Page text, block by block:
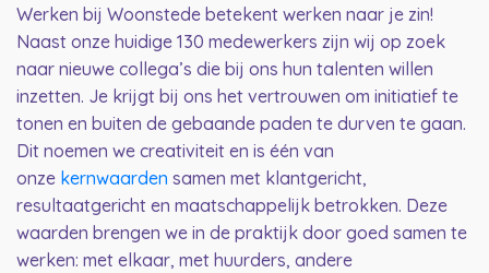
Werken bij Woonstede betekent werken naar je zin!
Naast onze huidige 130 medewerkers zijn wij op zoek
naar nieuwe collega’s die bij ons hun talenten willen
inzetten. Je krijgt bij ons het vertrouwen om initiatief te
tonen en buiten de gebaande paden te durven te gaan.
Dit noemen we creativiteit en is één van
onze kernwaarden samen met klantgericht,
resultaatgericht en maatschappelijk betrokken. Deze
waarden brengen we in de praktijk door goed samen te
werken: met elkaar, met huurders, andere